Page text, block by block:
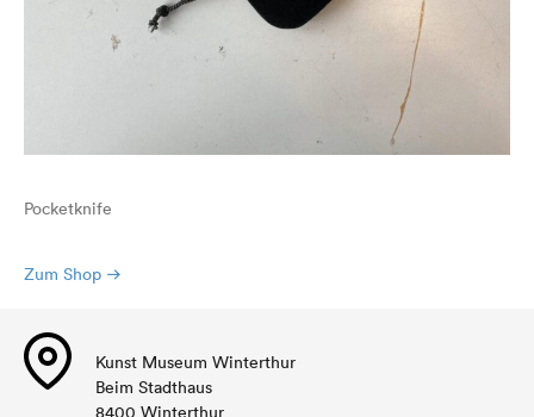
Pocketknife
Zum Shop
Kunst Museum Winterthur
Beim Stadthaus
8400 Winterthur